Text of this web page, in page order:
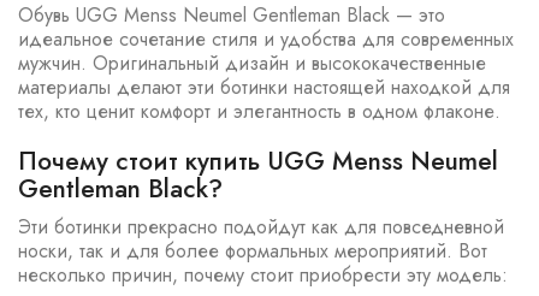
Обувь UGG Menss Neumel Gentleman Black — это
идеальное сочетание стиля и удобства для современных
мужчин. Оригинальный дизайн и высококачественные
материалы делают эти ботинки настоящей находкой для
тех, кто ценит комфорт и элегантность в одном флаконе.
Почему стоит купить UGG Menss Neumel
Gentleman Black?
Эти ботинки прекрасно подойдут как для повседневной
носки, так и для более формальных мероприятий. Вот
несколько причин, почему стоит приобрести эту модель: